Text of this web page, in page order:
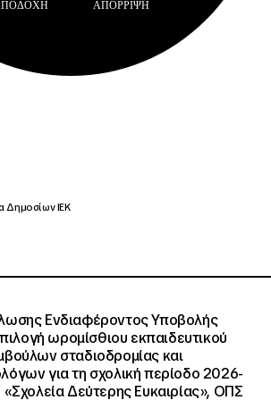
Δημοσίων ΙΕΚ
Ενδιαφέροντος Υποβολής
ωρομίσθιου εκπαιδευτικού
σταδιοδρομίας και
για τη σχολική περίοδο 2026-
Δεύτερης Ευκαιρίας», ΟΠΣ
ΑΠΌΡΡΙΨΗ